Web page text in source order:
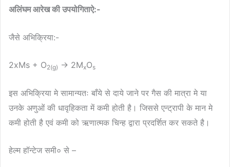
अलिंघम आरेख की उपयोगिताऐ:-
जैसे अभिक्रिया:-
2xMs + O2(g) → 2MxOs
इस अभिक्रिया मे सामान्यतः बाँये से दाये जाने पर गैस की मात्रा मे या
उनके अणुओं की धावृहिकता में कमी होती है। जिससे एन्ट्रापी के मान मे
कमी होती है एवं कमी को ऋणात्मक चिन्ह द्वारा प्रदर्शित कर सकते है।
हेल्म हॉन्टेज समी० से –